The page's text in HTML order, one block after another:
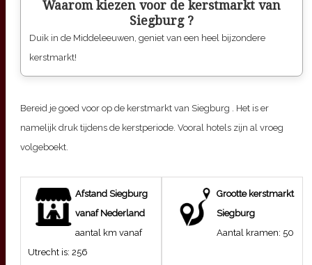
Waarom kiezen voor de kerstmarkt van
Siegburg?
Duik in de Middeleeuwen, geniet van een heel bijzondere
kerstmarkt!
Bereid je goed voor op de kerstmarkt van Siegburg . Het is er
namelijk druk tijdens de kerstperiode. Vooral hotels zijn al vroeg
volgeboekt.
AfstandSiegburg
vanaf Nederland
aantal km vanaf
Utrecht is: 256
Grootte kerstmarkt
Siegburg
Aantal kramen: 50